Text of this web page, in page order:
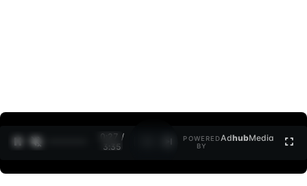
0:27 /
3:35
POWERED
BY
AdhubMedia